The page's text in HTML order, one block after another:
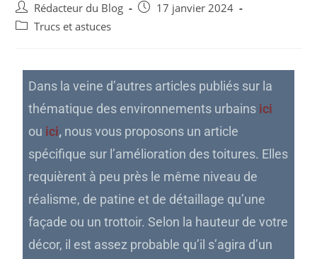
Rédacteur du Blog
17 janvier 2024
Trucs et astuces
Dans la veine d’autres articles publiés sur la
thématique des environnements urbains ici
ou ici, nous vous proposons un article
spécifique sur l’amélioration des toitures. Elles
requièrent à peu près le même niveau de
réalisme, de patine et de détaillage qu’une
façade ou un trottoir. Selon la hauteur de votre
décor, il est assez probable qu’il s’agira d’un